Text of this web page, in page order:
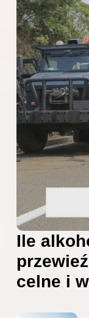
Ile
celne i